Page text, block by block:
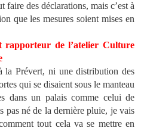
faire des déclarations, mais c’est à
que les mesures soient mises en
rapporteur de l’atelier Culture
la Prévert, ni une distribution des
qui se disaient sous le manteau
dans un palais comme celui de
pas né de la dernière pluie, je vais
tout cela va se mettre en